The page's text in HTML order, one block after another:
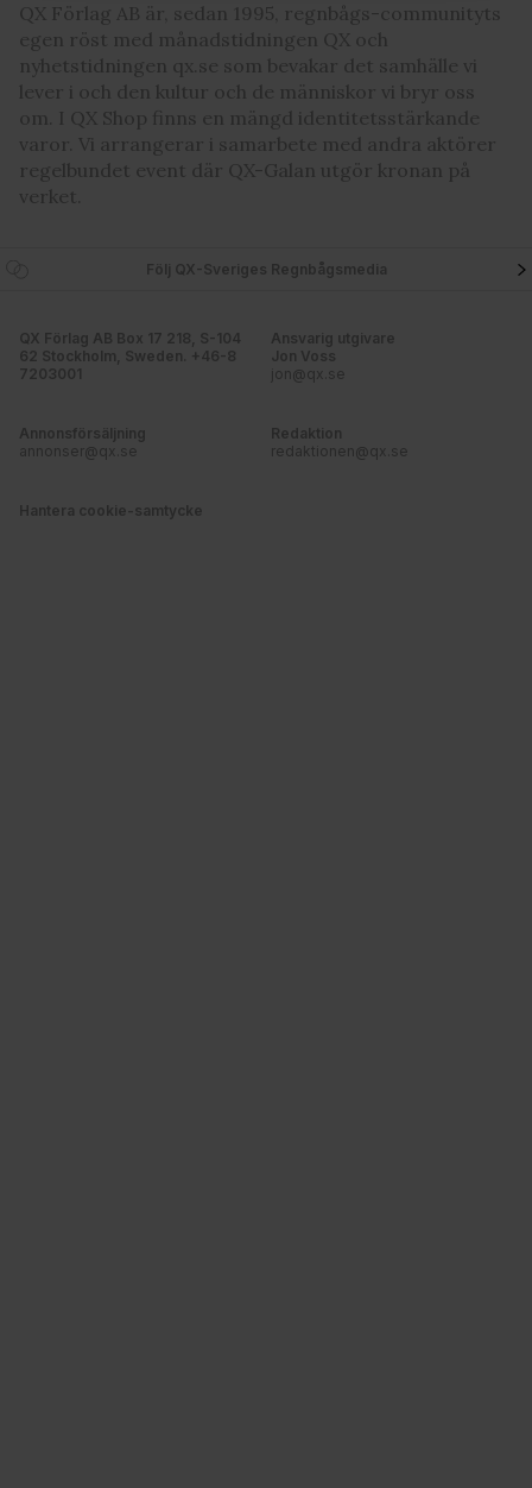
vidarebefordrar även sådana identifierare och annan
information från din enhet till de sociala medier och
annons- och analysföretag som vi samarbetar med.
Dessa kan i sin tur kombinera informationen med annan
information som du har tillhandahållit eller som de har
samlat in när du har använt deras tjänster. Du godkänner
våra cookies vid fortsatt användande av vår webbplats.
QX Förlag AB är, sedan 1995, regnbågs-communityts
egen röst med månadstidningen QX och
nyhetstidningen qx.se som bevakar det samhälle vi
lever i och den kultur och de människor vi bryr oss
om. I QX Shop finns en mängd identitetsstärkande
varor. Vi arrangerar i samarbete med andra aktörer
regelbundet event där QX-Galan utgör kronan på
verket.
Följ QX-Sveriges Regnbågsmedia
QX Förlag AB Box 17 218, S-104
62 Stockholm, Sweden. +46-8
7203001
Ansvarig utgivare
Jon Voss
jon@qx.se
Annonsförsäljning
annonser@qx.se
Redaktion
redaktionen@qx.se
Hantera cookie-samtycke